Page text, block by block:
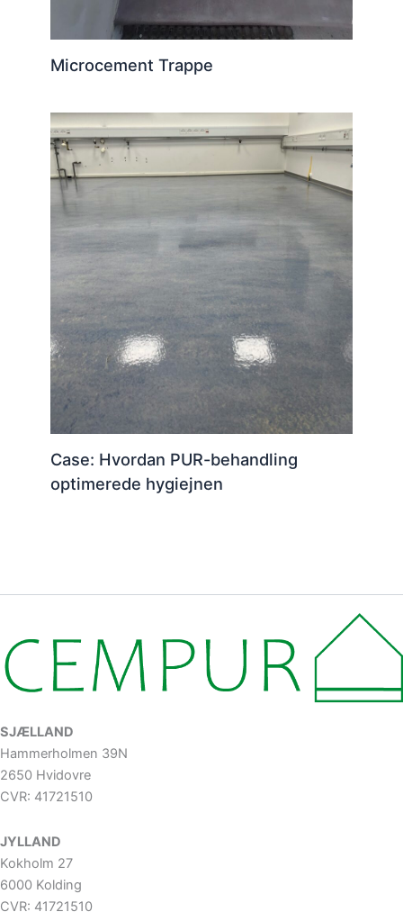
Microcement Trappe
Case: Hvordan PUR-behandling
optimerede hygiejnen
SJÆLLAND
Hammerholmen 39N
2650 Hvidovre
CVR: 41721510
JYLLAND
Kokholm 27
6000 Kolding
CVR: 41721510